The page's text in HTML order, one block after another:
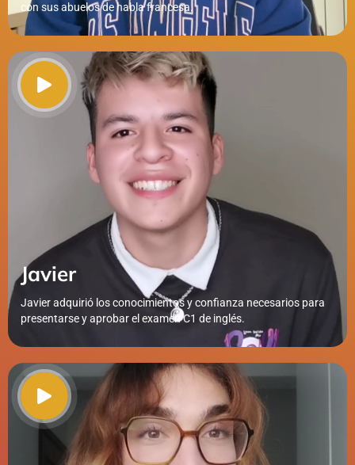
con sus abuelos de habla francesa.
Javier
Javier adquirió los conocimientos y confianza necesarios para
presentarse y aprobar el examen C1 de inglés.